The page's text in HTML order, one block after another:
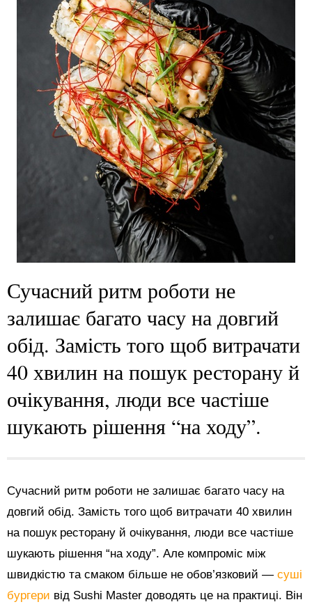
Сучасний ритм роботи не
залишає багато часу на довгий
обід. Замість того щоб витрачати
40 хвилин на пошук ресторану й
очікування, люди все частіше
шукають рішення “на ходу”.
Сучасний ритм роботи не залишає багато часу на
довгий обід. Замість того щоб витрачати 40 хвилин
на пошук ресторану й очікування, люди все частіше
шукають рішення “на ходу”. Але компроміс між
швидкістю та смаком більше не обов’язковий — суші
бургери від Sushi Master доводять це на практиці. Він